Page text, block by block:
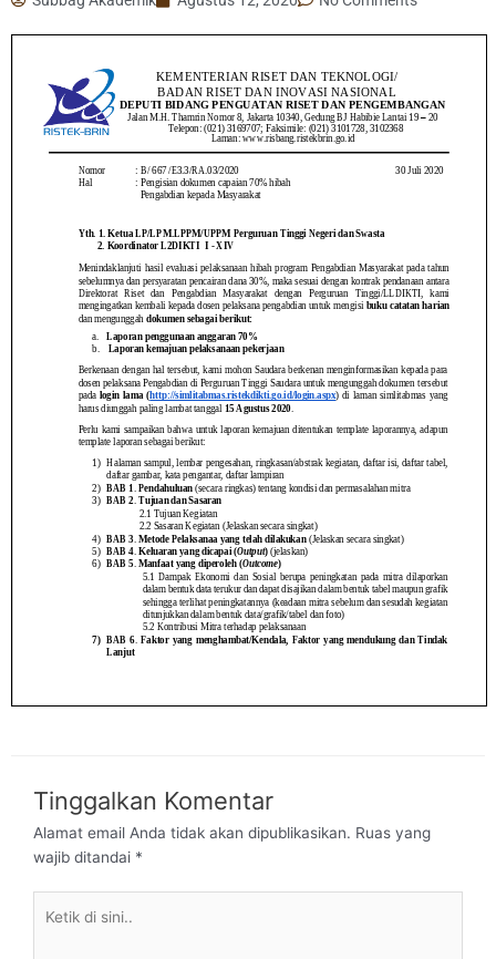
Tinggalkan Komentar
Alamat email Anda tidak akan dipublikasikan. Ruas yang
wajib ditandai *